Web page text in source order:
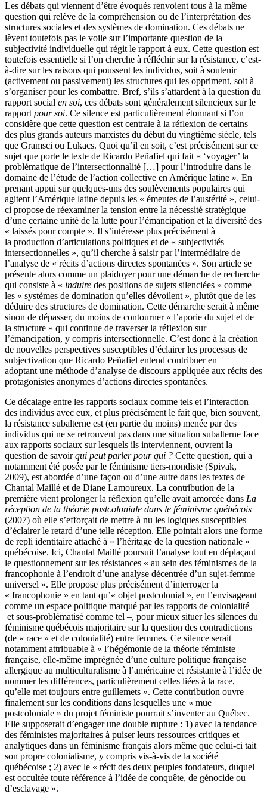
Les débats qui viennent d’être évoqués renvoient tous à la même
question qui relève de la compréhension ou de l’interprétation des
structures sociales et des systèmes de domination. Ces débats ne
lèvent toutefois pas le voile sur l’importante question de la
subjectivité individuelle qui régit le rapport à eux. Cette question est
toutefois essentielle si l’on cherche à réfléchir sur la résistance, c’est-
à-dire sur les raisons qui poussent les individus, soit à soutenir
(activement ou passivement) les structures qui les oppriment, soit à
s’organiser pour les combattre. Bref, s’ils s’attardent à la question du
rapport social en soi, ces débats sont généralement silencieux sur le
rapport pour soi. Ce silence est particulièrement étonnant si l’on
considère que cette question est centrale à la réflexion de certains
des plus grands auteurs marxistes du début du vingtième siècle, tels
que Gramsci ou Lukacs. Quoi qu’il en soit, c’est précisément sur ce
sujet que porte le texte de Ricardo Peñafiel qui fait « ‘voyager’ la
problématique de l’intersectionnalité […] pour l’introduire dans le
domaine de l’étude de l’action collective en Amérique latine ». En
prenant appui sur quelques-uns des soulèvements populaires qui
agitent l’Amérique latine depuis les « émeutes de l’austérité », celui-
ci propose de réexaminer la tension entre la nécessité stratégique
d’une certaine unité de la lutte pour l’émancipation et la diversité des
« laissés pour compte ». Il s’intéresse plus précisément à
la production d’articulations politiques et de « subjectivités
intersectionnelles », qu’il cherche à saisir par l’intermédiaire de
l’analyse de « récits d’actions directes spontanées ». Son article se
présente alors comme un plaidoyer pour une démarche de recherche
qui consiste à « induire des positions de sujets silenciées » comme
les « systèmes de domination qu’elles dévoilent », plutôt que de les
déduire des structures de domination. Cette démarche serait à même
sinon de dépasser, du moins de contourner « l’aporie du sujet et de
la structure » qui continue de traverser la réflexion sur
l’émancipation, y compris intersectionnelle. C’est donc à la création
de nouvelles perspectives susceptibles d’éclairer les processus de
subjectivation que Ricardo Peñafiel entend contribuer en
adoptant une méthode d’analyse de discours appliquée aux récits des
protagonistes anonymes d’actions directes spontanées.
Ce décalage entre les rapports sociaux comme tels et l’interaction
des individus avec eux, et plus précisément le fait que, bien souvent,
la résistance subalterne est (en partie du moins) menée par des
individus qui ne se retrouvent pas dans une situation subalterne face
aux rapports sociaux sur lesquels ils interviennent, ouvrent la
question de savoirqui peut parler pour qui ? Cette question, qui a
notamment été posée par le féminisme tiers-mondiste (Spivak,
2009), est abordée d’une façon ou d’une autre dans les textes de
Chantal Maillé et de Diane Lamoureux. La contribution de la
première vient prolonger la réflexion qu’elle avait amorcée dans La
réception de la théorie postcoloniale dans le féminisme québécois
(2007) où elle s’efforçait de mettre à nu les logiques susceptibles
d’éclairer le retard d’une telle réception. Elle pointait alors une forme
de repli identitaire attaché à « l’héritage de la question nationale »
québécoise. Ici, Chantal Maillé poursuit l’analyse tout en déplaçant
le questionnement sur les résistances « au sein des féminismes de la
francophonie à l’endroit d’une analyse décentrée d’un sujet-femme
universel ». Elle propose plus précisément d’interroger la
« francophonie » en tant qu’« objet postcolonial », en l’envisageant
comme un espace politique marqué par les rapports de colonialité –
et sous-problématisé comme tel –, pour mieux situer les silences du
féminisme québécois majoritaire sur la question des contradictions
(de « race » et de colonialité) entre femmes. Ce silence serait
notamment attribuable à « l’hégémonie de la théorie féministe
française, elle-même imprégnée d’une culture politique française
allergique au multiculturalisme à l’américaine et résistante à l’idée de
nommer les différences, particulièrement celles liées à la race,
qu’elle met toujours entre guillemets ». Cette contribution ouvre
finalement sur les conditions dans lesquelles une « mue
postcoloniale » du projet féministe pourrait s’inventer au Québec.
Elle supposerait d’engager une double rupture : 1) avec la tendance
des féministes majoritaires à puiser leurs ressources critiques et
analytiques dans un féminisme français alors même que celui-ci tait
son propre colonialisme, y compris vis-à-vis de la société
québécoise ; 2) avec le « récit des deux peuples fondateurs, duquel
est occultée toute référence à l’idée de conquête, de génocide ou
d’esclavage ».